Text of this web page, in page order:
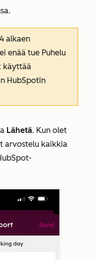
alkaen
enää tue Puhelu
käyttää
HubSpotin
Lähetä. Kun olet
arvostelu kaikkia